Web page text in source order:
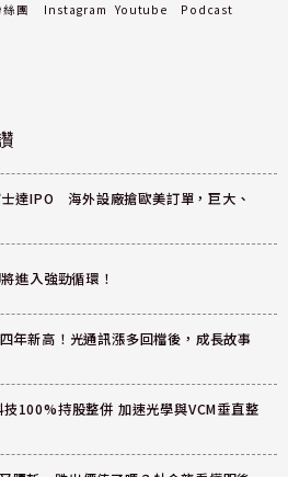
絲團 Instagram Youtube Podcast
達IPO 海外設廠搶歐美訂單，巨大、
進入強勁循環！
年新高！光通訊漲多回檔後，成長故事
100%持股整併 加速光學與VCM垂直整